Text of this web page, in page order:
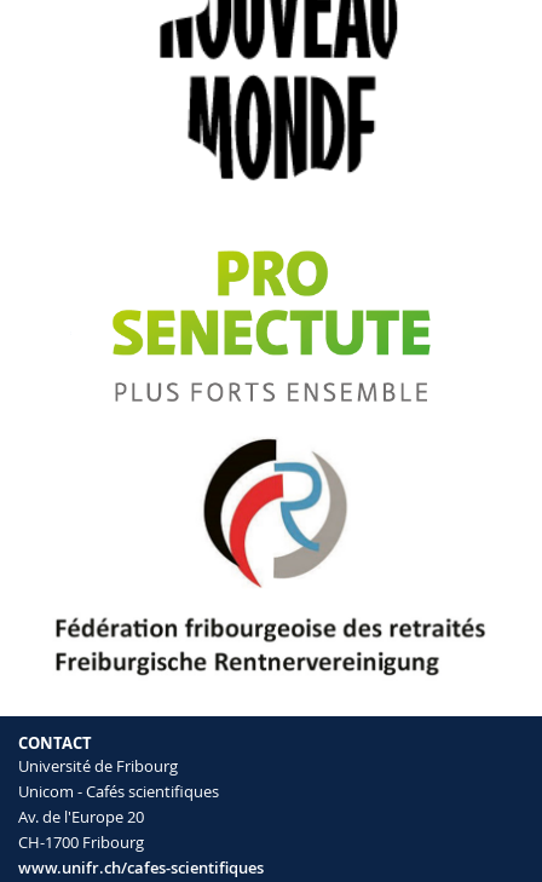
CONTACT
Université de Fribourg
Unicom - Cafés scientifiques
Av. de l'Europe 20
CH-1700 Fribourg
www.unifr.ch/cafes-scientifiques